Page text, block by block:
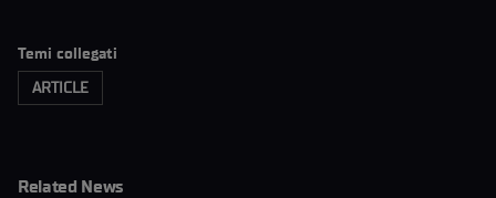
Temi collegati
ARTICLE
Related News